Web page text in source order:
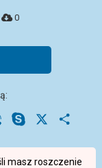
0
Viber Skype
masz roszczenie